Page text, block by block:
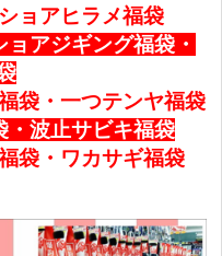
ョアヒラメ福袋
アジギング福袋・
袋・一つテンヤ福袋
・波止サビキ福袋
袋・ ワカサギ福袋